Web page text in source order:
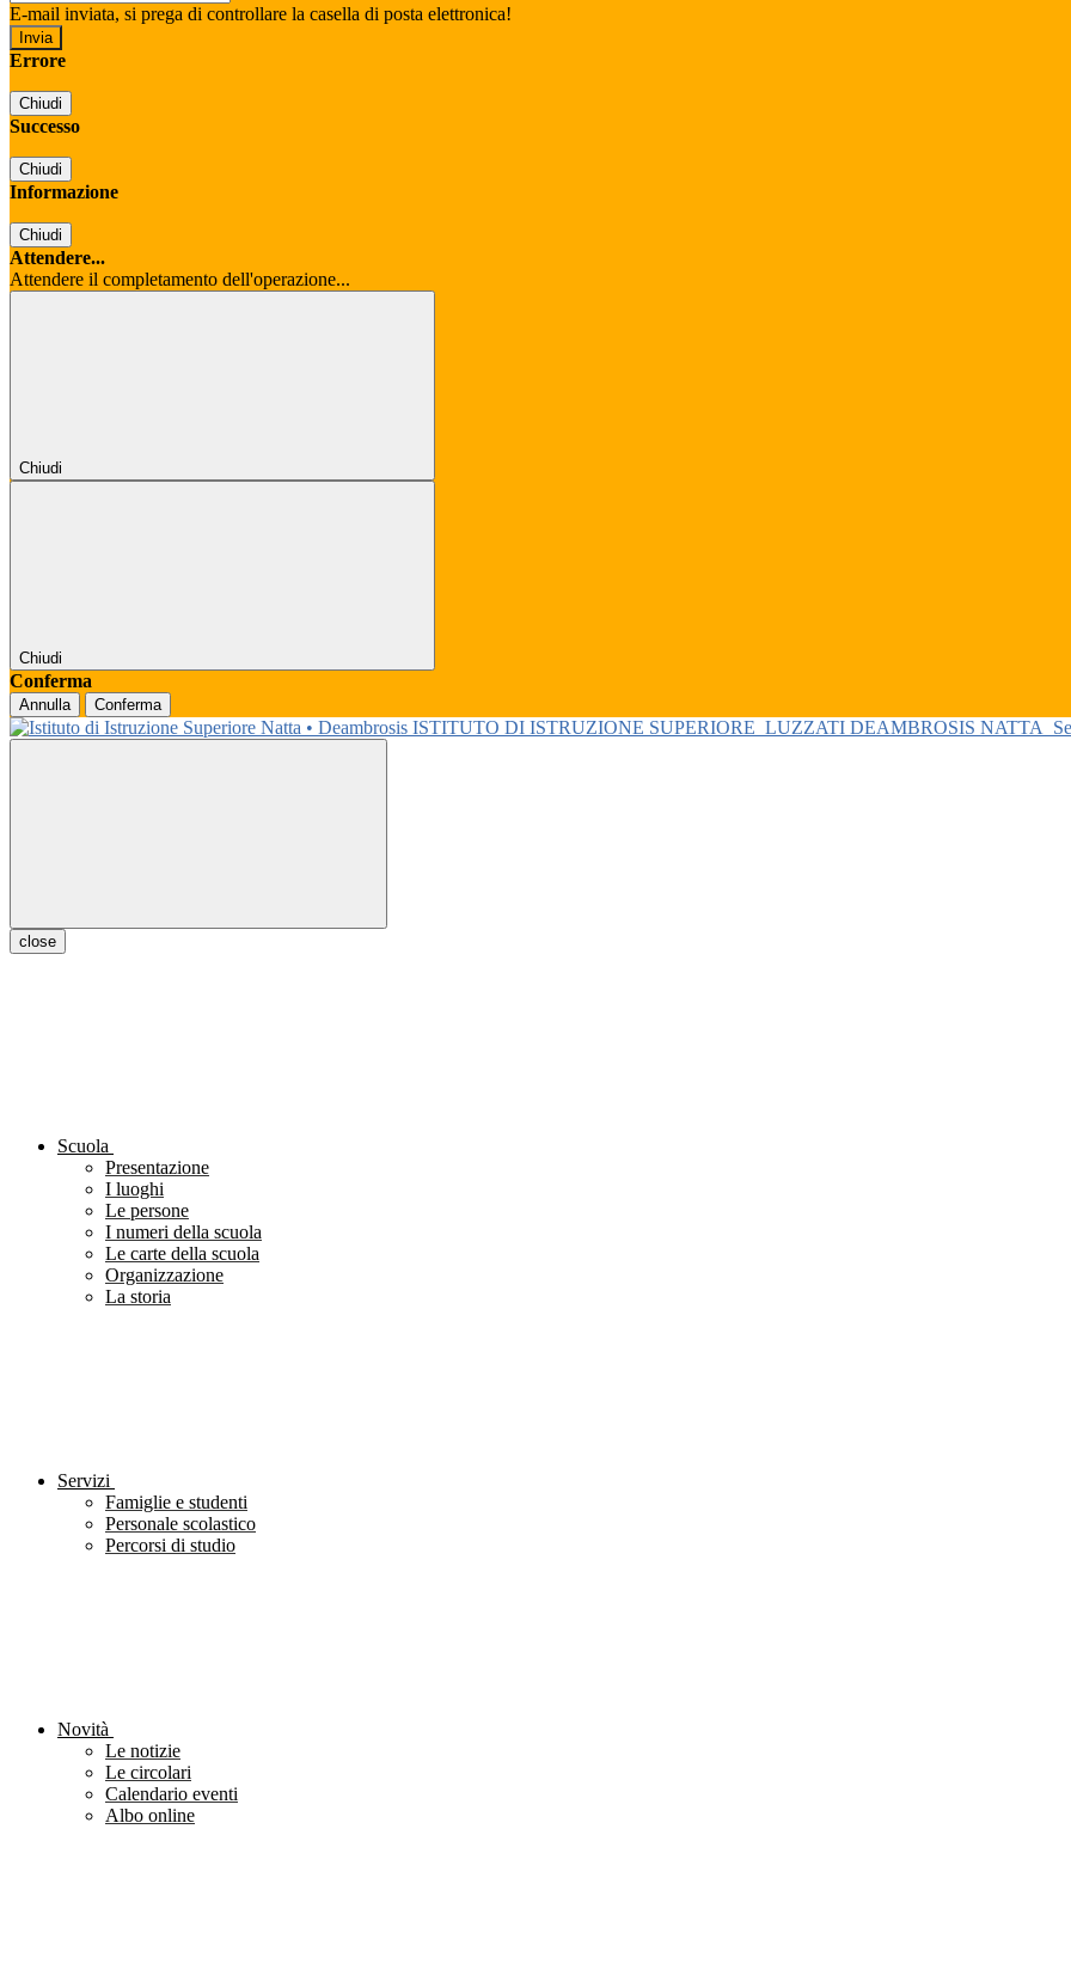
E-mail inviata, si prega di controllare la casella di posta elettronica!
Errore
Chiudi
Successo
Chiudi
Informazione
Chiudi
Attendere...
Attendere il completamento dell'operazione...
Chiudi
Chiudi
Conferma
Annulla Conferma
ISTITUTO DI ISTRUZIONE SUPERIORE LUZZATI DEAMBROSIS NATTA
close
Scuola
Presentazione
I luoghi
Le persone
I numeri della scuola
Le carte della scuola
Organizzazione
La storia
Servizi
Famiglie e studenti
Personale scolastico
Percorsi di studio
Novità
Le notizie
Le circolari
Calendario eventi
Albo online